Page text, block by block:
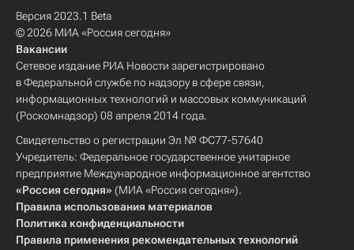
Версия 2023.1 Beta
© 2026 МИА «Россия сегодня»
Вакансии
Сетевое издание РИА Новости зарегистрировано
в Федеральной службе по надзору в сфере связи,
информационных технологий и массовых коммуникаций
(Роскомнадзор) 08 апреля 2014 года.
Свидетельство о регистрации Эл № ФС77-57640
Учредитель: Федеральное государственное унитарное
предприятие Международное информационное агентство
«Россия сегодня» (МИА «Россия сегодня»).
Правила использования материалов
Политика конфиденциальности
Правила применения рекомендательных технологий